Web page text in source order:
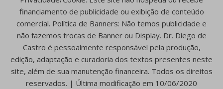
financiamento de publicidade ou exibição de conteúdo
comercial. Política de Banners: Não temos publicidade e
não fazemos trocas de Banner ou Display. Dr. Diego de
Castro é pessoalmente responsável pela produção,
edição, adaptação e curadoria dos textos presentes neste
site, além de sua manutenção financeira. Todos os direitos
reservados. | Última modificação em 10/06/2020